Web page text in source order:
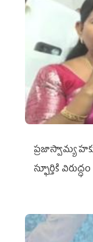
ప్రజాస్వామ్య
స్ఫూర్తికి విరుద్ధం